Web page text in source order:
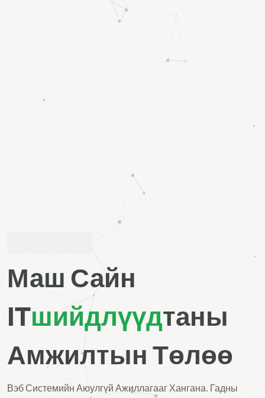
Маш Сайн
ITШийдлүүдТаны
Амжилтын Төлөө
Вэб Системийн Аюулгүй Ажиллагааг Хангана. Гадны